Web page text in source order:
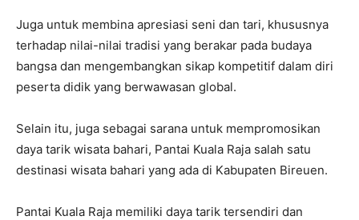
Juga untuk membina apresiasi seni dan tari, khususnya
terhadap nilai-nilai tradisi yang berakar pada budaya
bangsa dan mengembangkan sikap kompetitif dalam diri
peserta didik yang berwawasan global.
Selain itu, juga sebagai sarana untuk mempromosikan
daya tarik wisata bahari, Pantai Kuala Raja salah satu
destinasi wisata bahari yang ada di Kabupaten Bireuen.
Pantai Kuala Raja memiliki daya tarik tersendiri dan